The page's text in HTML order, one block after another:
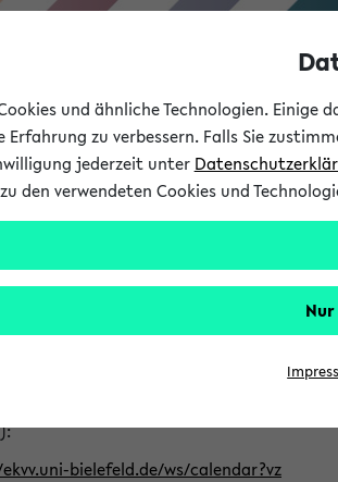
Studium
veröffentlichten
auf das Semester, welches Sie für
):
bielefeld.de/ws/calendar?vz
und ähnliche Technologien.
Erfahrung zu verbessern. Falls Sie
jederzeit unter
den verwendeten Cookies und